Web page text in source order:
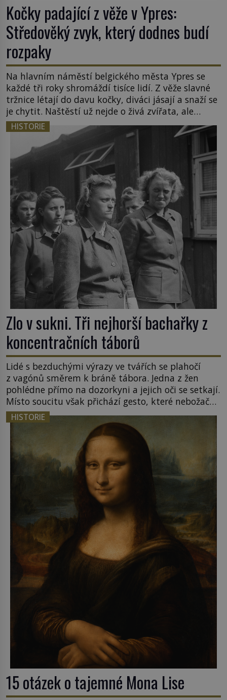
Kočky padající z věže v Ypres:
Středověký zvyk, který dodnes budí
rozpaky
Na hlavním náměstí belgického města Ypres se
každé tři roky shromáždí tisíce lidí. Z věže slavné
tržnice létají do davu kočky, diváci jásají a snaží se
je chytit. Naštěstí už nejde o živá zvířata, ale
jenom o plyšové suvenýry. Kdysi to ale bylo jinak.
Tato veselá podívaná připomíná jeden z
nejpodivnějších a zároveň nejkrutějších zvyků […]
HISTORIE
Zlo v sukni. Tři nejhorší bachařky z
koncentračních táborů
Lidé s bezduchými výrazy ve tvářích se plahočí
z vagónů směrem k bráně tábora. Jedna z žen
pohlédne přímo na dozorkyni a jejich oči se setkají.
Místo soucitu však přichází gesto, které nebožačku
posílá rovnou do plynové komory. Jména jako
Rudolf Höss (1901–1947), Josef Mengele (1911–
1979) či Heinrich Himmler (1900–1945) zná každý,
o koho se historie jen otřela. Jenže […]
HISTORIE
15 otázek o tajemné Mona Lise